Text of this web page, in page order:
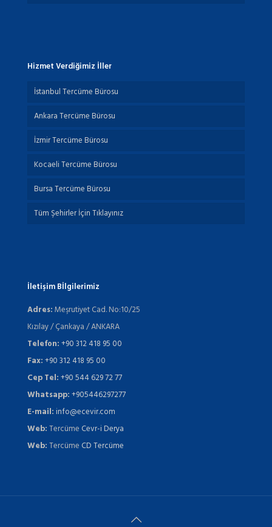
Hizmet Verdiğimiz İller
İstanbul Tercüme Bürosu
Ankara Tercüme Bürosu
İzmir Tercüme Bürosu
Kocaeli Tercüme Bürosu
Bursa Tercüme Bürosu
Tüm Şehirler İçin Tıklayınız
İletişim Bİlgilerimiz
Adres:Meşrutiyet Cad. No:10/25
Kızılay / Çankaya / ANKARA
Telefon:+90 312 418 95 00
Fax:+90 312 418 95 00
Cep Tel:+90 544 629 72 77
Whatsapp:+905446297277
E-mail:info@ecevir.com
Web:Tercüme Cevr-i Derya
Web:Tercüme CD Tercüme